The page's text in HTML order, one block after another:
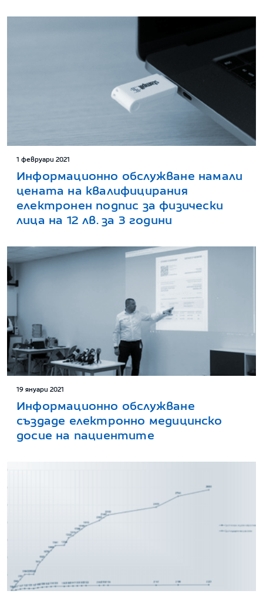
1 февруари 2021
Информационно обслужване намали
цената на квалифицирания
електронен подпис за физически
лица на 12 лв. за 3 години
19 януари 2021
Информационно обслужване
създаде електронно медицинско
досие на пациентите